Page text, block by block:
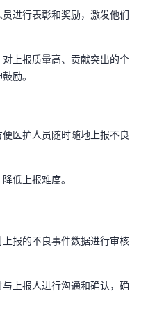
进行表彰和奖励，激发他们
上报质量高、贡献突出的个
励。
医护人员随时随地上报不良
低上报难度。
报的不良事件数据进行审核
上报人进行沟通和确认，确